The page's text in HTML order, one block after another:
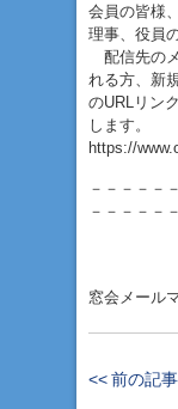
会員の皆様
理事、役員
配信先の
れる方、新
のURLリン
します。
https://
－－－－－
－－－－－
窓会メール
<< 前の記